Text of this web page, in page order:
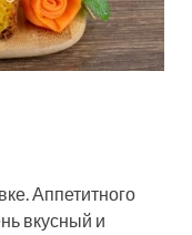
Аппетитного
вкусный и